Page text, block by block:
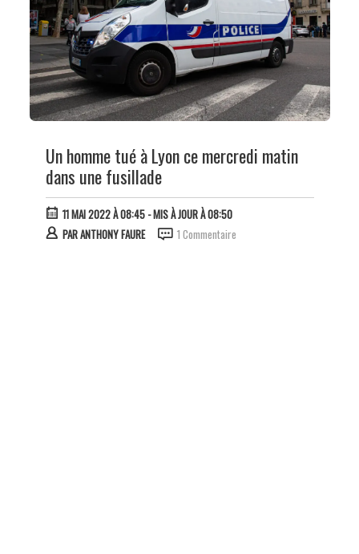
Un homme tué à Lyon ce mercredi matin
dans une fusillade
11 MAI 2022 À 08:45- MIS À JOUR À 08:50
PARANTHONY FAURE 1 Commentaire